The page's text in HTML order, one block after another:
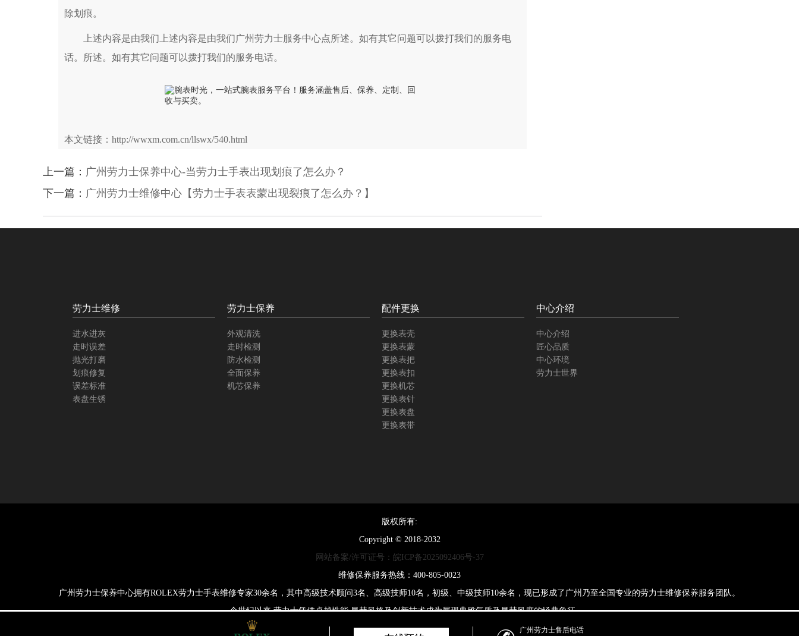
除划痕。
上述内容是由我们上述内容是由我们广州劳力士服务中心点所述。如有其它问题可以拨打我们的服务电
话。所述。如有其它问题可以拨打我们的服务电话。
本文链接：http://wwxm.com.cn/llswx/540.html
上一篇： 广州劳力士保养中心-当劳力士手表出现划痕了怎么办？
下一篇： 广州劳力士维修中心【劳力士手表表蒙出现裂痕了怎么办？】
劳力士维修
进水进灰
走时误差
抛光打磨
划痕修复
误差标准
表盘生锈
劳力士保养
外观清洗
走时检测
防水检测
全面保养
机芯保养
配件更换
更换表壳
更换表蒙
更换表把
更换表扣
更换机芯
更换表针
更换表盘
更换表带
中心介绍
中心介绍
匠心品质
中心环境
劳力士世界
版权所有:
Copyright © 2018-2032
网站备案/许可证号：皖ICP备2025092406号-37
维修保养服务热线：400-805-0023
广州劳力士保养中心拥有ROLEX劳力士手表维修专家30余名，其中高级技术顾问3名、高级技师10名，初级、中级技师10余名，现已形成了广州乃至全国专业的劳力士维修保养服务团队。
一个世纪以来,劳力士凭借卓越性能,显赫风格及创新技术成为展现典雅气质及显赫风度的经典象征.
广州劳力士售后电话